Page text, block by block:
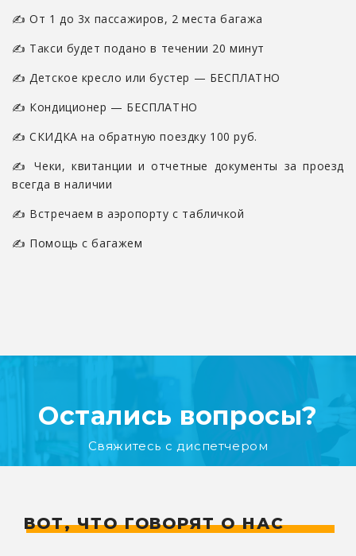
✍ От 1 до 3х пассажиров, 2 места багажа
✍ Такси будет подано в течении 20 минут
✍ Детское кресло или бустер — БЕСПЛАТНО
✍ Кондиционер — БЕСПЛАТНО
✍ СКИДКА на обратную поездку 100 руб.
✍ Чеки, квитанции и отчетные документы за проезд
всегда в наличии
✍ Встречаем в аэропорту с табличкой
✍ Помощь с багажем
Остались вопросы?
Свяжитесь с диспетчером
ВОТ, ЧТО ГОВОРЯТ О НАС